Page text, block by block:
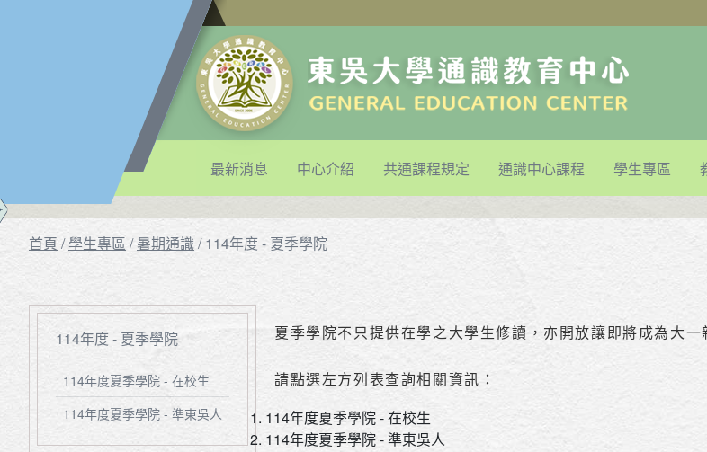
最新消息 中心介紹 共通課程規定 通識中心課程 學生專區
首頁 /學生專區 /暑期通識/114年度 - 夏季學院
114年度 - 夏季學院
114年度夏季學院 - 在校生
114年度夏季學院 - 準東吳人
夏季學院不只提供在學之大學生修讀，亦開放讓即將成為大
請點選左方列表查詢相關資訊：
114年度夏季學院 - 在校生
114年度夏季學院 - 準東吳人